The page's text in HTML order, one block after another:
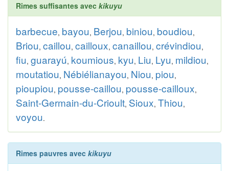
Rimes suffisantes avec kikuyu
barbecue, bayou, Berjou, biniou, boudiou,
Briou, caillou, cailloux, canaillou, crévindiou,
fiu, guarayú, koumious, kyu, Liu, Lyu, mildiou,
moutatiou, Nébiélianayou, Niou, piou,
pioupiou, pousse-caillou, pousse-cailloux,
Saint-Germain-du-Crioult, Sioux, Thiou,
voyou.
Rimes pauvres avec kikuyu